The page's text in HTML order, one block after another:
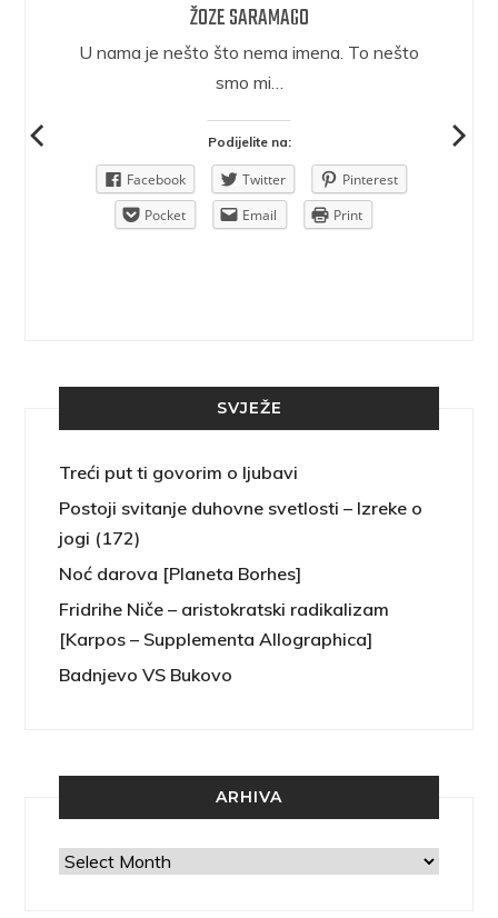
ŽOZE SARAMAGO
U nama je nešto što nema imena. To nešto
smo mi…
Podijelite na:
Facebook Twitter
Pinterest
Pocket
Email Print
SVJEŽE
Treći put ti govorim o ljubavi
Postoji svitanje duhovne svetlosti – Izreke o
jogi (172)
Noć darova [Planeta Borhes]
Fridrihe Niče – aristokratski radikalizam
[Karpos – Supplementa Allographica]
Badnjevo VS Bukovo
ARHIVA
Arhiva